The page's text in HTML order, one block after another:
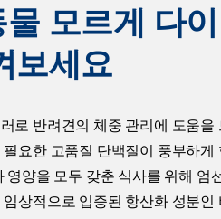
물 모르게 다
보세요
로 반려견의 체중 관리에 도움을
요한 고품질 단백질이 풍부하게
영양을 모두 갖춘 식사를 위해 엄
상적으로 입증된 항산화 성분인